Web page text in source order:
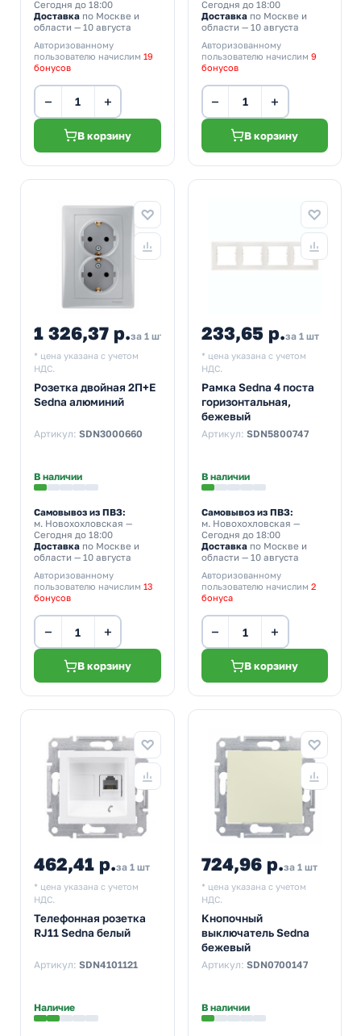
Сегодня до 18:00
Доставка по Москве и
области — 10 августа
Авторизованному
пользователю начислим 19
бонусов
− +
В корзину
Сегодня до 18:00
Доставкапо Москве и
области — 10 августа
Авторизованному
пользователю начислим 9
бонусов
− +
В корзину
1 326,37 р.за 1 шт
* цена указана с учетом
НДС.
Розетка двойная 2П+Е
Sedna алюминий
Артикул: SDN3000660
В наличии
Самовывоз из ПВЗ:
м. Новохохловская —
Сегодня до 18:00
Доставка по Москве и
области — 10 августа
Авторизованному
пользователю начислим 13
бонусов
− +
В корзину
233,65 р.за 1 шт
* цена указана с учетом
НДС.
Рамка Sedna 4 поста
горизонтальная,
бежевый
Артикул: SDN5800747
В наличии
Самовывоз из ПВЗ:
м. Новохохловская —
Сегодня до 18:00
Доставкапо Москве и
области — 10 августа
Авторизованному
пользователю начислим 2
бонуса
− +
В корзину
462,41 р.за 1 шт
* цена указана с учетом
НДС.
Телефонная розетка
RJ11 Sedna белый
Артикул: SDN4101121
Наличие
724,96 р.за 1 шт
* цена указана с учетом
НДС.
Кнопочный
выключатель Sedna
бежевый
Артикул: SDN0700147
В наличии